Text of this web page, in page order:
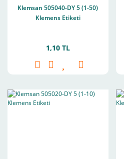
Klemsan 505040-DY 5 (1-50)
Klemens Etiketi
1,10 TL